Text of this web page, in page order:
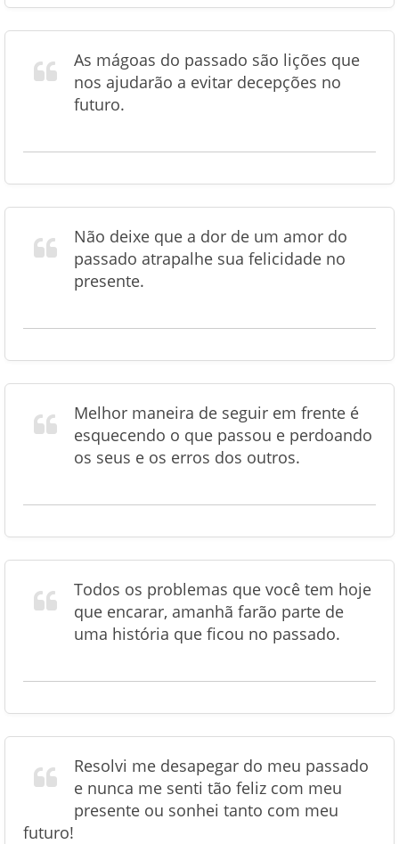
As mágoas do passado são lições que
nos ajudarão a evitar decepções no
futuro.
Não deixe que a dor de um amor do
passado atrapalhe sua felicidade no
presente.
Melhor maneira de seguir em frente é
esquecendo o que passou e perdoando
os seus e os erros dos outros.
Todos os problemas que você tem hoje
que encarar, amanhã farão parte de
uma história que ficou no passado.
Resolvi me desapegar do meu passado
e nunca me senti tão feliz com meu
presente ou sonhei tanto com meu
futuro!